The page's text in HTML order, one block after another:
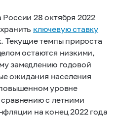
28 октября 2022
ключевую ставку
Текущие темпы прироста
остаются низкими,
замедлению годовой
ожидания населения
уровне
с летними
на конец 2022 года